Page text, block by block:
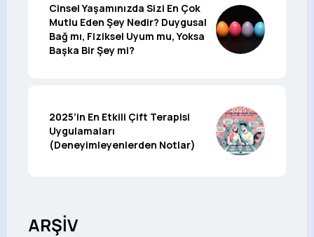
Cinsel Yaşamınızda Sizi En Çok
Mutlu Eden Şey Nedir? Duygusal
Bağ mı, Fiziksel Uyum mu, Yoksa
Başka Bir Şey mi?
2025’in En Etkili Çift Terapisi
Uygulamaları
(Deneyimleyenlerden Notlar)
ARŞİV